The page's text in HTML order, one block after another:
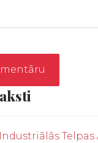
Telpas